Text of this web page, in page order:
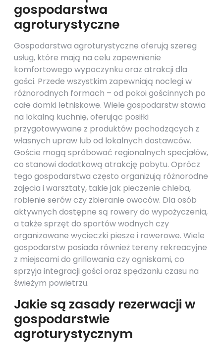
gospodarstwa
agroturystyczne
Gospodarstwa agroturystyczne oferują szereg
usług, które mają na celu zapewnienie
komfortowego wypoczynku oraz atrakcji dla
gości. Przede wszystkim zapewniają noclegi w
różnorodnych formach – od pokoi gościnnych po
całe domki letniskowe. Wiele gospodarstw stawia
na lokalną kuchnię, oferując posiłki
przygotowywane z produktów pochodzących z
własnych upraw lub od lokalnych dostawców.
Goście mogą spróbować regionalnych specjałów,
co stanowi dodatkową atrakcję pobytu. Oprócz
tego gospodarstwa często organizują różnorodne
zajęcia i warsztaty, takie jak pieczenie chleba,
robienie serów czy zbieranie owoców. Dla osób
aktywnych dostępne są rowery do wypożyczenia,
a także sprzęt do sportów wodnych czy
organizowane wycieczki piesze i rowerowe. Wiele
gospodarstw posiada również tereny rekreacyjne
z miejscami do grillowania czy ogniskami, co
sprzyja integracji gości oraz spędzaniu czasu na
świeżym powietrzu.
Jakie są zasady rezerwacji w
gospodarstwie
agroturystycznym